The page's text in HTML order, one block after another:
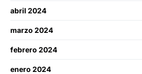
abril 2024
marzo 2024
febrero 2024
enero 2024